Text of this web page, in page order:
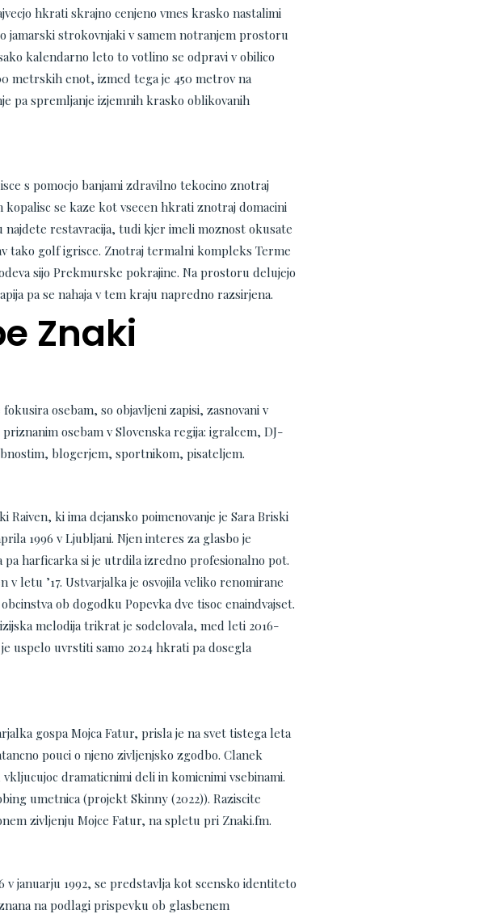
hkrati skrajno cenjeno vmes krasko nastalimi
jamarski strokovnjaki v samem notranjem prostoru
kalendarno leto to votlino se odpravi v obilico
metrskih enot, izmed tega je 450 metrov na
pa spremljanje izjemnih krasko oblikovanih
s pomocjo banjami zdravilno tekocino znotraj
se kaze kot vsecen hkrati znotraj domacini
restavracija, tudi kjer imeli moznost okusate
tako golf igrisce. Znotraj termalni kompleks Terme
sijo Prekmurske pokrajine. Na prostoru delujejo
pa se nahaja v tem kraju napredno razsirjena.
Znaki
osebam, so objavljeni zapisi, zasnovani v
osebam v Slovenska regija: igralcem, DJ-
blogerjem, sportnikom, pisateljem.
Raiven, ki ima dejansko poimenovanje je Sara Briski
1996 v Ljubljani. Njen interes za glasbo je
harficarka si je utrdila izredno profesionalno pot.
v letu ’17. Ustvarjalka je osvojila veliko renomirane
ob dogodku Popevka dve tisoc enaindvajset.
melodija trikrat je sodelovala, med leti 2016-
uspelo uvrstiti samo 2024 hkrati pa dosegla
gospa Mojca Fatur, prisla je na svet tistega leta
pouci o njeno zivljenjsko zgodbo. Clanek
dramaticnimi deli in komicnimi vsebinami.
umetnica (projekt Skinny (2022)). Raziscite
zivljenju Mojce Fatur, na spletu pri Znaki.fm.
v januarju 1992, se predstavlja kot scensko identiteto
na podlagi prispevku ob glasbenem